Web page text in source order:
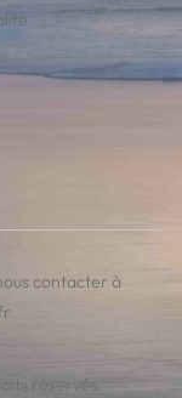
contacter à
réservés.